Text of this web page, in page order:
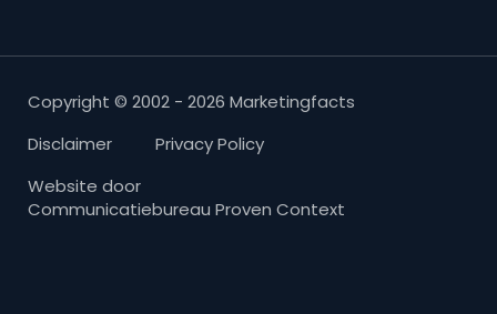
Copyright © 2002 - 2026 Marketingfacts
Disclaimer
Privacy Policy
Website door
Communicatiebureau Proven Context